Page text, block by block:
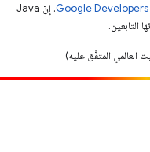
. إنّ Java